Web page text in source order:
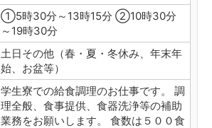
①5時30分～13時15分 ②10時30分
～19時30分
土日その他（春・夏・冬休み、年末年
始、お盆等）
学生寮での給食調理のお仕事です。 調
理全般、食事提供、食器洗浄等の補助
業務をお願いします。 食数は５００食